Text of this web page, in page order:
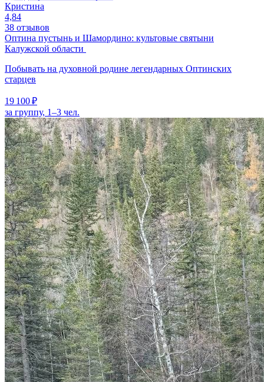
Кристина
4,84
38 отзывов
Оптина пустынь и Шамордино: культовые святыни
Калужской области
Побывать на духовной родине легендарных Оптинских
старцев
19 100 ₽
за группу, 1–3 чел.